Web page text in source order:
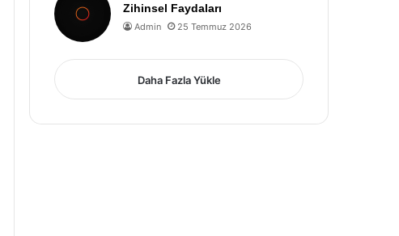
Zihinsel Faydaları
Admin 25 Temmuz 2026
Daha Fazla Yükle